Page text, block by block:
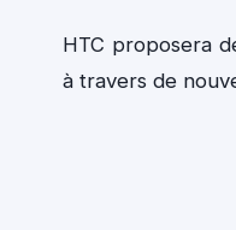
HTC proposera
à travers de